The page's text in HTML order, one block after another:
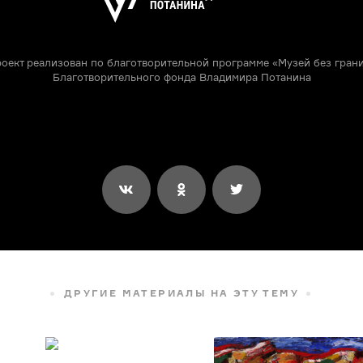
реализован по благотворительной программе «Музей без
Благотворительного фонда Владимира Потанина
ДРУГИЕ МАТЕРИАЛЫ НА ЭТУ ТЕМУ